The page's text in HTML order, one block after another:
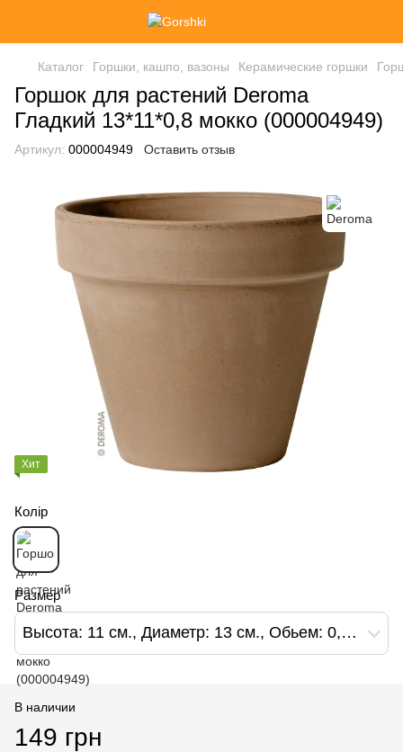
Каталог Горшки, кашпо, вазоны Керамические горшки
Горшок для растений Deroma
Гладкий 13*11*0,8 мокко (000004949)
Артикул: 000004949 Оставить отзыв
Хит
Колір
Размер
Высота: 11 см., Диаметр: 13 см., Обьем: 0,8 л.
В наличии
149 грн